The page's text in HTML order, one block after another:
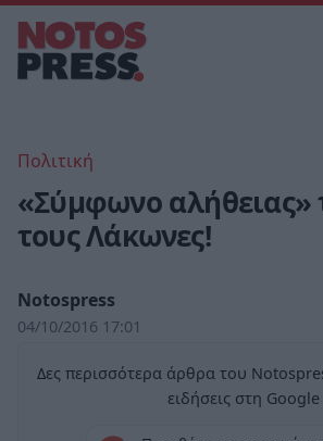
Πολιτική
«Σύμφωνο αλήθειας»
τους Λάκωνες!
Notospress
04/10/2016 17:01
Δες περισσότερα άρθρα του
ειδήσεις στη Google